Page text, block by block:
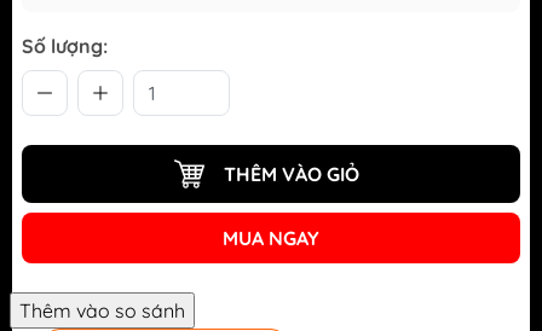
Số lượng:
THÊM VÀO GIỎ
MUA NGAY